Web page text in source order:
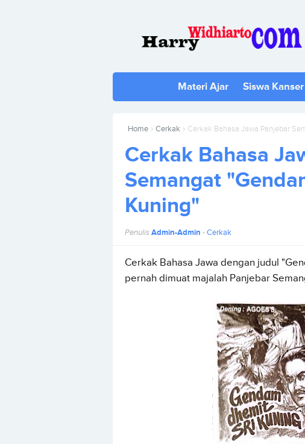
Materi Ajar Siswa Kanser
Home › Cerkak › Cerkak Bahasa Jawa Panjebar
Cerkak Bahasa
Semangat
Kuning"
PenulisAdmin-Admin -Cerkak
Cerkak Bahasa Jawa dengan judul
pernah dimuat majalah Panjebar